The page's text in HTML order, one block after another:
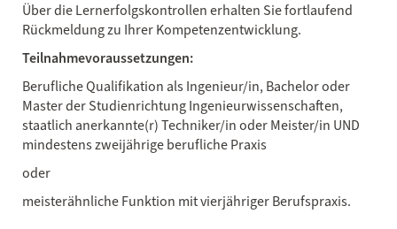
Über die Lernerfolgskontrollen erhalten Sie fortlaufend
Rückmeldung zu Ihrer Kompetenzentwicklung.
Teilnahmevoraussetzungen:
Berufliche Qualifikation als Ingenieur/in, Bachelor oder
Master der Studienrichtung Ingenieurwissenschaften,
staatlich anerkannte(r) Techniker/in oder Meister/in UND
mindestens zweijährige berufliche Praxis
oder
meisterähnliche Funktion mit vierjähriger Berufspraxis.